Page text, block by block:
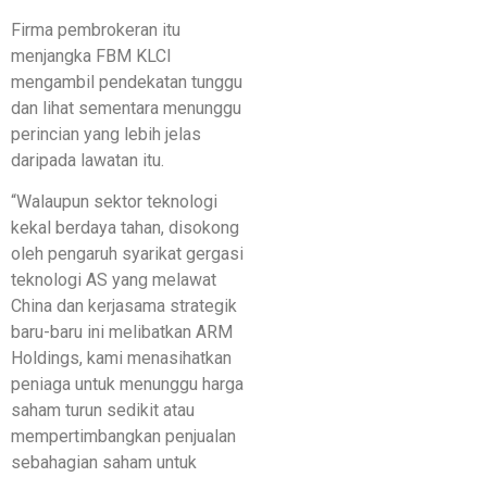
Firma pembrokeran itu
menjangka FBM KLCI
mengambil pendekatan tunggu
dan lihat sementara menunggu
perincian yang lebih jelas
daripada lawatan itu.
“Walaupun sektor teknologi
kekal berdaya tahan, disokong
oleh pengaruh syarikat gergasi
teknologi AS yang melawat
China dan kerjasama strategik
baru-baru ini melibatkan ARM
Holdings, kami menasihatkan
peniaga untuk menunggu harga
saham turun sedikit atau
mempertimbangkan penjualan
sebahagian saham untuk